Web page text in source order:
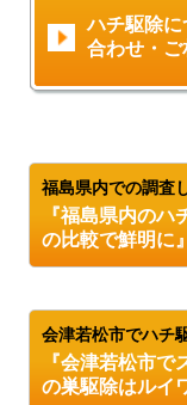
ハチ駆除
合わせ・ご
福島県内での調査
『福島県内の
の比較で鮮明に
会津若松市でハチ
『会津若松市
の巣駆除はルイ